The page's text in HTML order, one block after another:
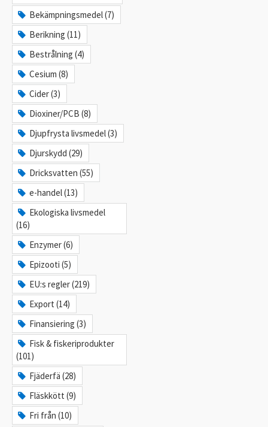
Bekämpningsmedel (7)
Berikning (11)
Bestrålning (4)
Cesium (8)
Cider (3)
Dioxiner/PCB (8)
Djupfrysta livsmedel (3)
Djurskydd (29)
Dricksvatten (55)
e-handel (13)
Ekologiska livsmedel
(16)
Enzymer (6)
Epizooti (5)
EU:s regler (219)
Export (14)
Finansiering (3)
Fisk & fiskeriprodukter
(101)
Fjäderfä (28)
Fläskkött (9)
Fri från (10)